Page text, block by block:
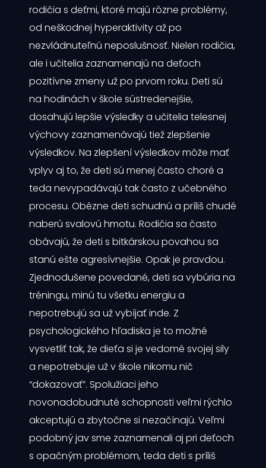
rodičia s deťmi, ktoré majú rôzne problémy,
od neškodnej hyperaktivity až po
nezvládnuteľnú neposlušnosť. Nielen rodičia,
ale i učitelia zaznamenajú na deťoch
pozitívne zmeny už po prvom roku. Deti sú
na hodinách v škole sústredenejšie,
dosahujú lepšie výsledky a učitelia telesnej
výchovy zaznamenávajú tiež zlepšenie
výsledkov. Na zlepšení výsledkov môže mať
vplyv aj to, že deti sú menej často choré a
teda nevypadávajú tak často z učebného
procesu. Obézne deti schudnú a príliš chudé
naberú svalovú hmotu. Rodičia sa často
obávajú, že deti s bitkárskou povahou sa
stanú ešte agresívnejšie. Opak je pravdou.
Zjednodušene povedané, deti sa vybúria na
tréningu, minú tu všetku energiu a
nepotrebujú sa už vybíjať inde. Z
psychologického hľadiska je to možné
vysvetliť tak, že dieťa si je vedomé svojej sily
a nepotrebuje už v škole nikomu nič
“dokazovať”. Spolužiaci jeho
novonadobudnuté schopnosti veľmi rýchlo
akceptujú a zbytočne si nezačínajú. Veľmi
podobný jav sme zaznamenali aj pri deťoch
s opačným problémom, teda deti s príliš